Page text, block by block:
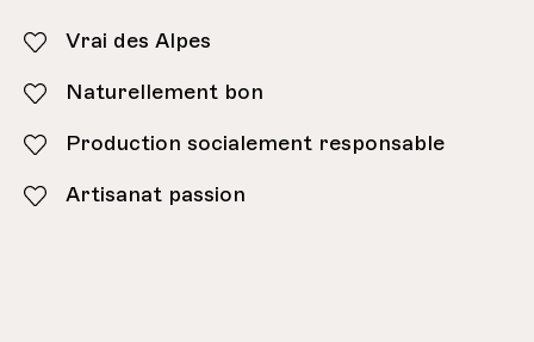
Vrai des Alpes
Naturellement bon
Production socialement responsable
Artisanat passion